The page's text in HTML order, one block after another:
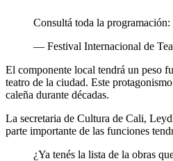
Consultá toda la programación:
— Festival Internacional de
El componente local tendrá un peso
teatro de la ciudad. Este
caleña durante décadas.
La secretaria de Cultura de Cali,
parte importante de las funciones
¿Ya tenés la lista de la obras